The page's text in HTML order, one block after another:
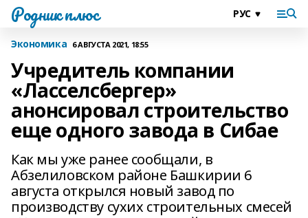
Родник плюс
Экономика 6 АВГУСТА 2021, 18:55
Учредитель компании
«Ласселсбергер»
анонсировал строительство
еще одного завода в Сибае
Как мы уже ранее сообщали, в
Абзелиловском районе Башкирии 6
августа открылся новый завод по
производству сухих строительных смесей